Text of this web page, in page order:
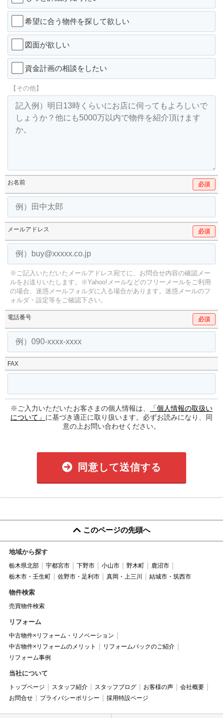
希望に合う物件を探して欲しい
図面が欲しい
資金計画の相談をしたい
【その他】
お名前 必須
メールアドレス 必須
※ご記入いただいたメールアドレス宛てに、お問合せ内容の確認メー
ルをお送りいたします。
※Yahoo!メールなどのフリーメールをご利用
の場合、迷惑メールフォルダに入る場合があります。 迷惑メールのフ
ォルダ・設定等をご確認下さい。
電話番号 必須
FAX
※ご入力いただいたお客さまの個人情報は、
「個人情報の取扱い
について」 に基づき適正に取り扱います。必ずお読みになり、同
意の上お問い合わせください。
同意して送信する
このページの先頭へ
地域から探す
栃木県北部 宇都宮市 下野市 小山市 野木町
鹿沼市
栃木市・壬生町
佐野市・足利市 真岡・上三川 結城市・筑西市
物件検索
売買物件検索
リフォーム
中古物件×リフォーム・リノベーション
中古物件×リフォームのメリット
リフォームパックのご紹介
リフォーム事例
当社について
トップページ スタッフ紹介 スタッフブログ お客様の声
会社概要
お問合せ
プライバシーポリシー 採用特設ページ